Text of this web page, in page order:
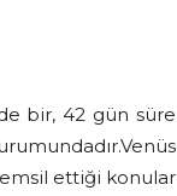
bir, 42 gün süre
ettiği konular